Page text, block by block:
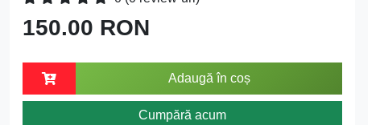
150.00 RON
Adaugă în coș
Cumpără acum